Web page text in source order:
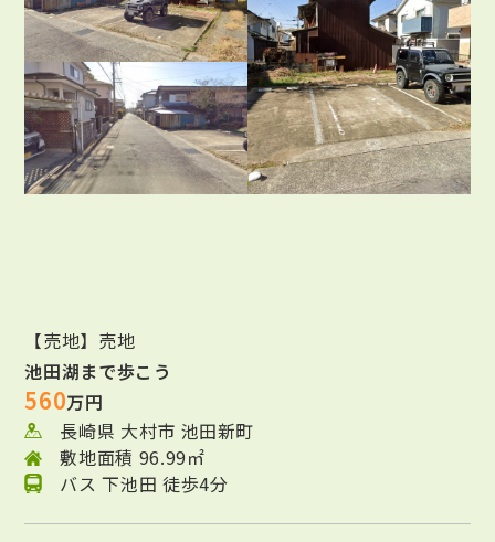
【売地】売地
池田湖まで歩こう
560万円
長崎県 大村市 池田新町
敷地面積 96.99㎡
バス 下池田 徒歩4分